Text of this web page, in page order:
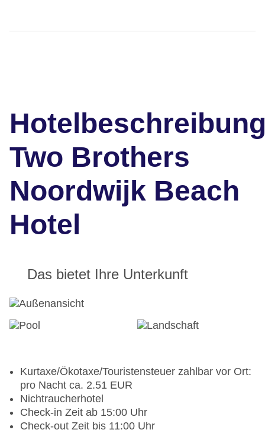
Two Brothers
Noordwijk Beach
Hotel
Das bietet Ihre Unterkunft
Kurtaxe/Ökotaxe/Touristensteuer zahlbar vor Ort:
pro Nacht ca. 2.51 EUR
Nichtraucherhotel
Check-in Zeit ab 15:00 Uhr
Check-out Zeit bis 11:00 Uhr